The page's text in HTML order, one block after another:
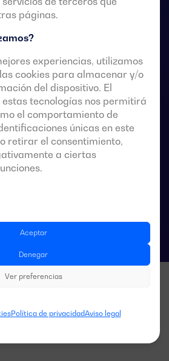
páginas.
experiencias, utilizamos
cookies para almacenar y/o
del dispositivo. El
tecnologías nos permitirá
el comportamiento de
únicas en este
retirar el consentimiento,
a ciertas
Aceptar
Denegar
Ver preferencias
Política de privacidadAviso legal
en carga de dos fuentes
contactos remotos sin tensión,
automático externo, usando
usarse en sistemas de
tensión donde es aceptable una
la alimentación de la carga